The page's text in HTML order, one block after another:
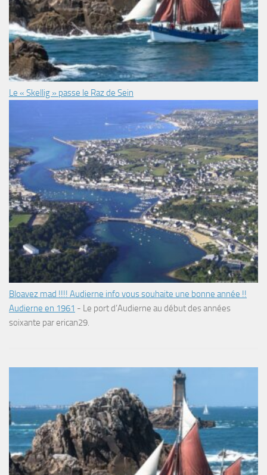
Le « Skellig » passe le Raz de Sein
Bloavez mad !!!! Audierne info vous souhaite une bonne année !!
Audierne en 1961 - Le port d’Audierne au début des années
soixante par erican29.